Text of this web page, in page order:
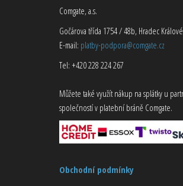
Comgate, a.s.
Gočárova třída 1754 / 48b, Hradec Králové
E-mail: platby-podpora@comgate.cz
Tel: +420 228 224 267
Můžete také využít nákup na splátky u
společností v platební bráně Comgate.
Obchodní podmínky